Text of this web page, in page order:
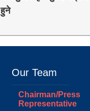
हुने
Our Team
Chairman/Press
Representative